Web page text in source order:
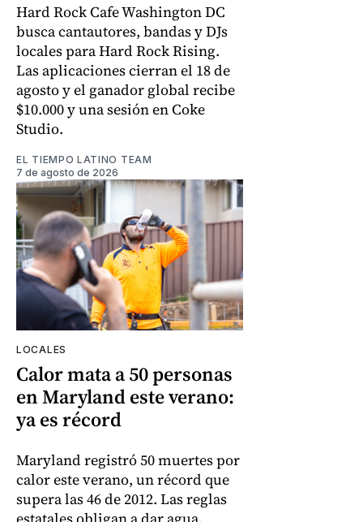
Hard Rock Cafe Washington DC
busca cantautores, bandas y DJs
locales para Hard Rock Rising.
Las aplicaciones cierran el 18 de
agosto y el ganador global recibe
$10.000 y una sesión en Coke
Studio.
EL TIEMPO LATINO TEAM
7 de agosto de 2026
LOCALES
Calor mata a 50 personas
en Maryland este verano:
ya es récord
Maryland registró 50 muertes por
calor este verano, un récord que
supera las 46 de 2012. Las reglas